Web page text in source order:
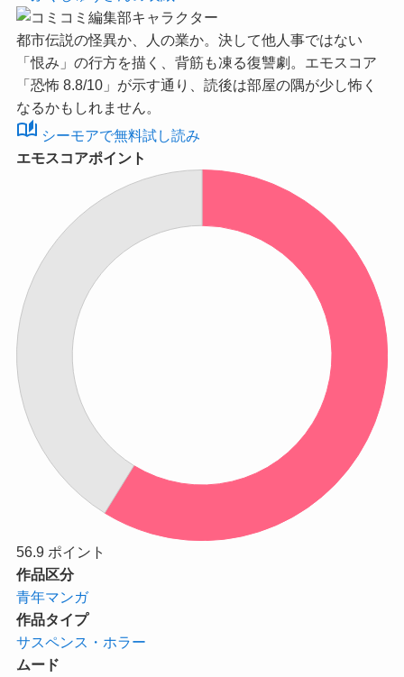
都市伝説の怪異か、人の業か。決して他人事ではない
「恨み」の行方を描く、背筋も凍る復讐劇。 エモスコア
「恐怖 8.8/10」 が示す通り、読後は部屋の隅が少し怖く
なるかもしれません。
auto_stories シーモアで無料試し読み
エモスコアポイント
56.9 ポイント
作品区分
青年マンガ
作品タイプ
サスペンス・ホラー
ムード